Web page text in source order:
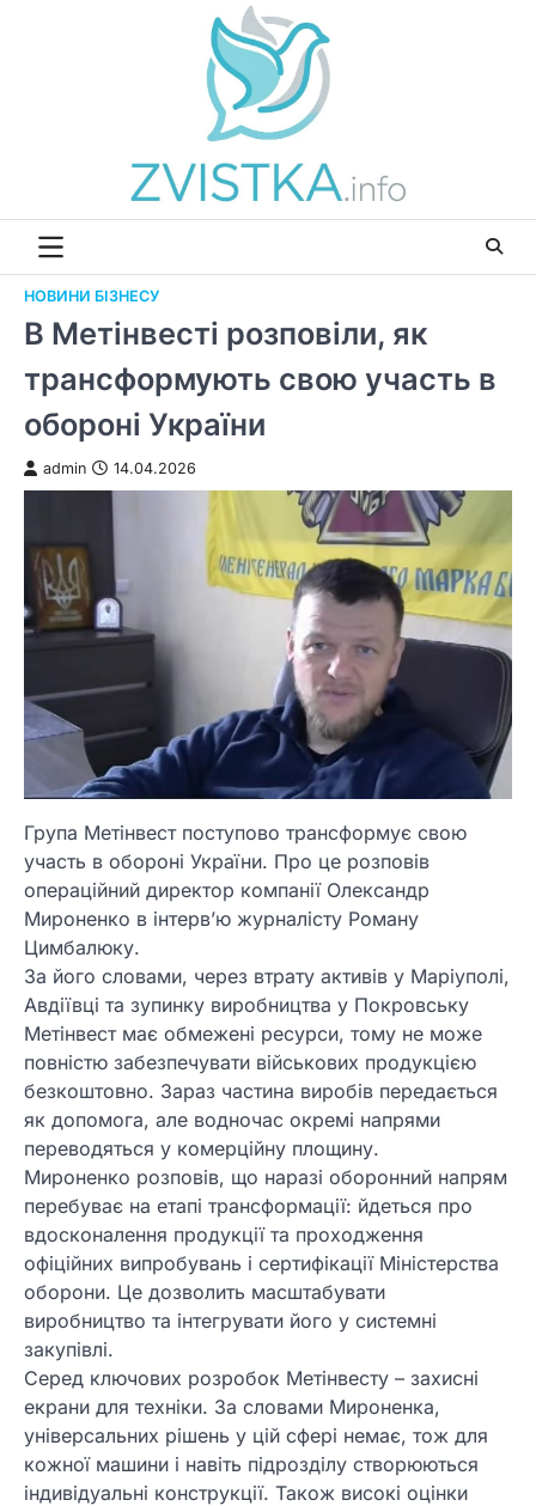
НОВИНИ БІЗНЕСУ
В Метінвесті розповіли, як
трансформують свою участь в
обороні України
admin 14.04.2026
Група Метінвест поступово трансформує свою
участь в обороні України. Про це розповів
операційний директор компанії Олександр
Мироненко в інтерв’ю журналісту Роману
Цимбалюку.
За його словами, через втрату активів у Маріуполі,
Авдіївці та зупинку виробництва у Покровську
Метінвест має обмежені ресурси, тому не може
повністю забезпечувати військових продукцією
безкоштовно. Зараз частина виробів передається
як допомога, але водночас окремі напрями
переводяться у комерційну площину.
Мироненко розповів, що наразі оборонний напрям
перебуває на етапі трансформації: йдеться про
вдосконалення продукції та проходження
офіційних випробувань і сертифікації Міністерства
оборони. Це дозволить масштабувати
виробництво та інтегрувати його у системні
закупівлі.
Серед ключових розробок Метінвесту – захисні
екрани для техніки. За словами Мироненка,
універсальних рішень у цій сфері немає, тож для
кожної машини і навіть підрозділу створюються
індивідуальні конструкції. Також високі оцінки